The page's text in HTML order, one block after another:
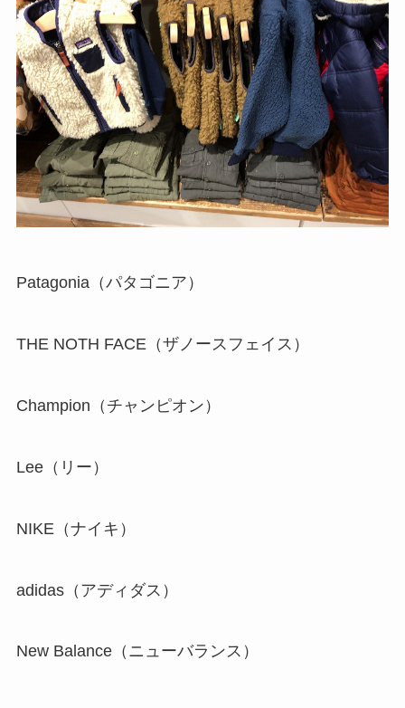
Patagonia（パタゴニア）
THE NOTH FACE（ザノースフェイス）
Champion（チャンピオン）
Lee（リー）
NIKE（ナイキ）
adidas（アディダス）
New Balance（ニューバランス）